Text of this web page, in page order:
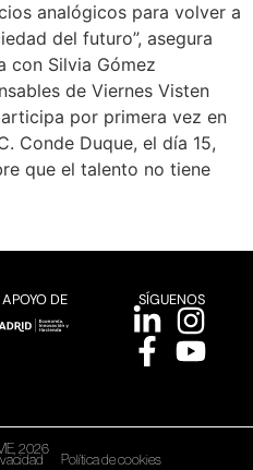
analógicos para volver a
del futuro”, asegura
con Silvia Gómez
de Viernes Visten
por primera vez en
Conde Duque, el día 15,
que el talento no tiene
DE SÍGUENOS
2026
Política de cookies